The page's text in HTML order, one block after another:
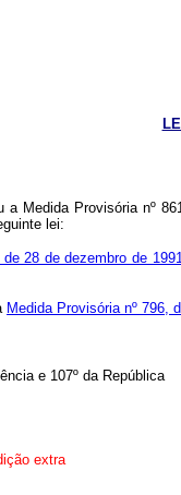
a Medida Provisória nº
lei:
28 de dezembro de
Medida Provisória nº 796,
e 107º da República
extra